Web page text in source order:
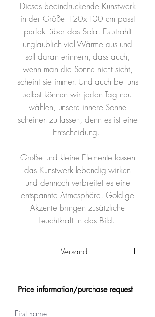
Dieses beeindruckende Kunstwerk
in der Größe 120x100 cm passt
perfekt über das Sofa. Es strahlt
unglaublich viel Wärme aus und
soll daran erinnern, dass auch,
wenn man die Sonne nicht sieht,
scheint sie immer. Und auch bei uns
selbst können wir jeden Tag neu
wählen, unsere innere Sonne
scheinen zu lassen, denn es ist eine
Entscheidung.
Große und kleine Elemente lassen
das Kunstwerk lebendig wirken
und dennoch verbreitet es eine
entspannte Atmosphäre. Goldige
Akzente bringen zusätzliche
Leuchtkraft in das Bild.
Versand
versandkostenfreiverschickt. Es
Price information/purchase request
First name